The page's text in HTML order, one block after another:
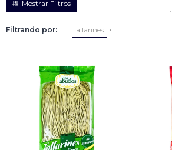
Filtrando por: Tallarines
Otros
Bastones
Especialidades
Ravioles
Tallarines
Especialidades
Sin rebozar
Rebozados
Sin Rebozar